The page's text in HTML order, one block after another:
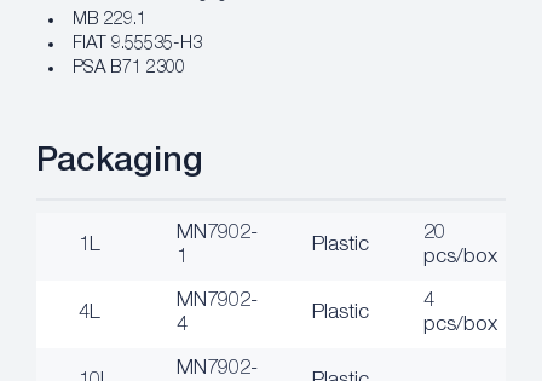
MB 229.1
FIAT 9.55535-H3
PSA B71 2300
Packaging
1L
MN7902-
1
Plastic
20
pcs/box
4L
MN7902-
4
Plastic
4
pcs/box
MN7902-